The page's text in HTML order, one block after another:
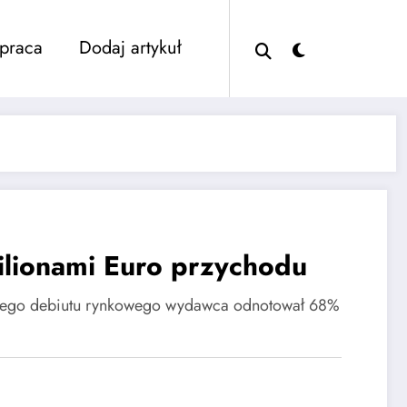
Dodaj artykuł
Euro przychodu
debiutu rynkowego wydawca odnotował 68%